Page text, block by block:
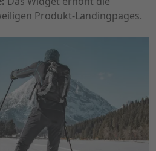
Produkt-Landingpages.